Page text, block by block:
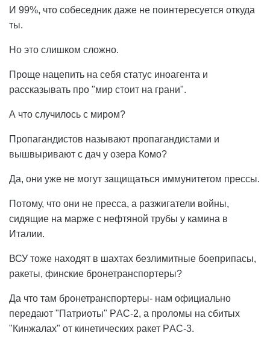
И 99%, что собеседник даже не поинтересуется откуда
ты.
Но это слишком сложно.
Проще нацепить на себя статус иноагента и
рассказывать про "мир стоит на грани".
А что случилось с миром?
Пропагандистов называют пропагандистами и
вышвыривают с дач у озера Комо?
Да, они уже не могут защищаться иммунитетом прессы.
Потому, что они не пресса, а разжигатели войны,
сидящие на марже с нефтяной трубы у камина в
Италии.
ВСУ тоже находят в шахтах безлимитные боеприпасы,
ракеты, финские бронетранспортеры?
Да что там бронетранспортеры- нам официально
передают "Патриоты" PАС-2, а проломы на сбитых
"Кинжалах" от кинетических ракет PАС-3.